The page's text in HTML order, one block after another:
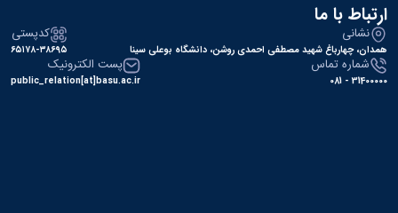
ارتباط با ما
نشانی
همدان، چهارباغ شهید مصطفی احمدی روشن، دانشگاه بوعلی سینا
کدپستی
۶۵۱۷۸-۳۸۶۹۵
شماره تماس
31400000 - 081
پست الکترونیک
public_relation[at]basu.ac.ir